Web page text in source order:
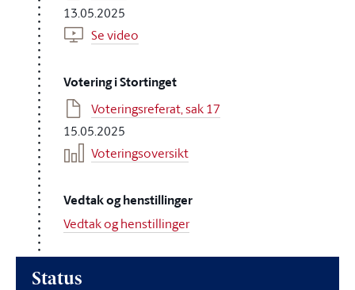
13.05.2025
Se video
Votering i Stortinget
Voteringsreferat, sak 17
15.05.2025
Voteringsoversikt
Vedtak og henstillinger
Vedtak og henstillinger
Status